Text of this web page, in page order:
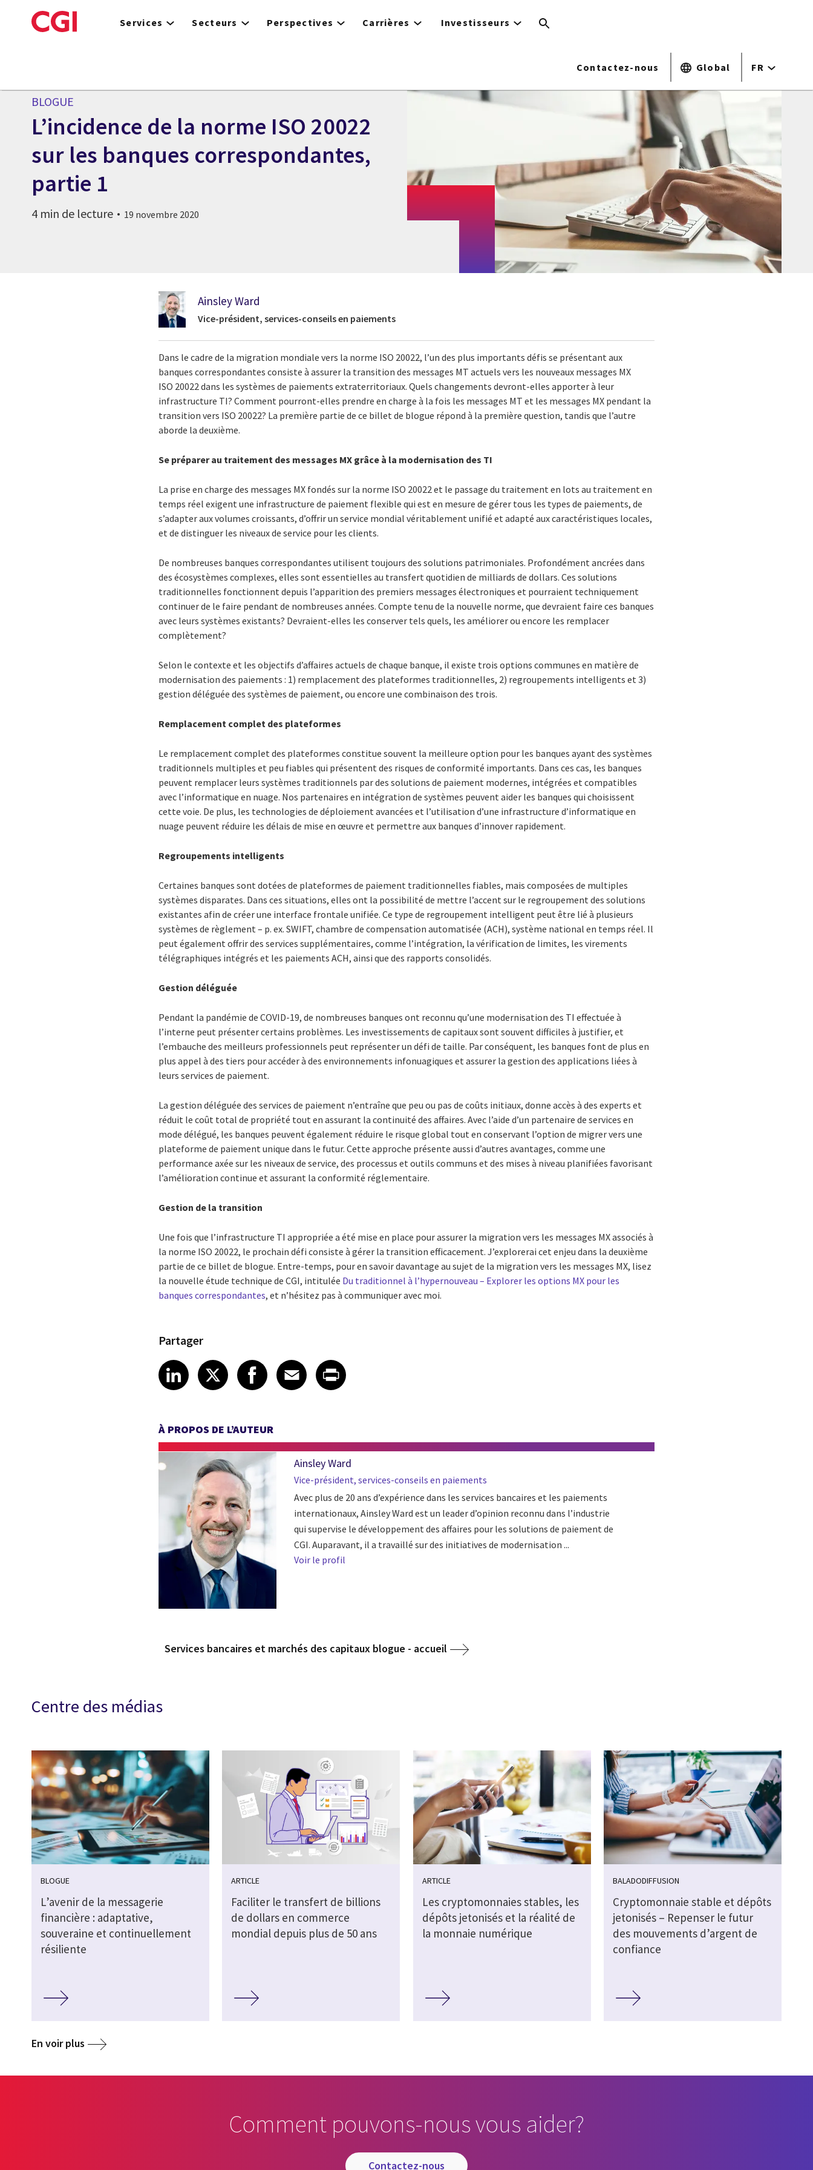
to
Services Secteurs Perspectives Carrières Investisseurs
Contactez-nous Global FR
BLOGUE
L’incidence de la norme ISO 20022
sur les banques correspondantes,
partie 1
4 min de lecture 19 novembre 2020
Ainsley Ward
Vice-président, services-conseils en paiements
Dans le cadre de la migration mondiale vers la norme ISO 20022, l’un des plus importants défis se présentant aux
banques correspondantes consiste à assurer la transition des messages MT actuels vers les nouveaux messages MX
ISO 20022 dans les systèmes de paiements extraterritoriaux. Quels changements devront-elles apporter à leur
infrastructure TI? Comment pourront-elles prendre en charge à la fois les messages MT et les messages MX pendant la
transition vers ISO 20022? La première partie de ce billet de blogue répond à la première question, tandis que l’autre
aborde la deuxième.
Se préparer au traitement des messages MX grâce à la modernisation des TI
La prise en charge des messages MX fondés sur la norme ISO 20022 et le passage du traitement en lots au traitement en
temps réel exigent une infrastructure de paiement flexible qui est en mesure de gérer tous les types de paiements, de
s’adapter aux volumes croissants, d’offrir un service mondial véritablement unifié et adapté aux caractéristiques locales,
et de distinguer les niveaux de service pour les clients.
De nombreuses banques correspondantes utilisent toujours des solutions patrimoniales. Profondément ancrées dans
des écosystèmes complexes, elles sont essentielles au transfert quotidien de milliards de dollars. Ces solutions
traditionnelles fonctionnent depuis l’apparition des premiers messages électroniques et pourraient techniquement
continuer de le faire pendant de nombreuses années. Compte tenu de la nouvelle norme, que devraient faire ces banques
avec leurs systèmes existants? Devraient-elles les conserver tels quels, les améliorer ou encore les remplacer
complètement?
Selon le contexte et les objectifs d’affaires actuels de chaque banque, il existe trois options communes en matière de
modernisation des paiements : 1) remplacement des plateformes traditionnelles, 2) regroupements intelligents et 3)
gestion déléguée des systèmes de paiement, ou encore une combinaison des trois.
Remplacement complet des plateformes
Le remplacement complet des plateformes constitue souvent la meilleure option pour les banques ayant des systèmes
traditionnels multiples et peu fiables qui présentent des risques de conformité importants. Dans ces cas, les banques
peuvent remplacer leurs systèmes traditionnels par des solutions de paiement modernes, intégrées et compatibles
avec l’informatique en nuage. Nos partenaires en intégration de systèmes peuvent aider les banques qui choisissent
cette voie. De plus, les technologies de déploiement avancées et l’utilisation d’une infrastructure d’informatique en
nuage peuvent réduire les délais de mise en œuvre et permettre aux banques d’innover rapidement.
Regroupements intelligents
Certaines banques sont dotées de plateformes de paiement traditionnelles fiables, mais composées de multiples
systèmes disparates. Dans ces situations, elles ont la possibilité de mettre l’accent sur le regroupement des solutions
existantes afin de créer une interface frontale unifiée. Ce type de regroupement intelligent peut être lié à plusieurs
systèmes de règlement – p. ex. SWIFT, chambre de compensation automatisée (ACH), système national en temps réel. Il
peut également offrir des services supplémentaires, comme l’intégration, la vérification de limites, les virements
télégraphiques intégrés et les paiements ACH, ainsi que des rapports consolidés.
Gestion déléguée
Pendant la pandémie de COVID-19, de nombreuses banques ont reconnu qu’une modernisation des TI effectuée à
l’interne peut présenter certains problèmes. Les investissements de capitaux sont souvent difficiles à justifier, et
l’embauche des meilleurs professionnels peut représenter un défi de taille. Par conséquent, les banques font de plus en
plus appel à des tiers pour accéder à des environnements infonuagiques et assurer la gestion des applications liées à
leurs services de paiement.
La gestion déléguée des services de paiement n’entraîne que peu ou pas de coûts initiaux, donne accès à des experts et
réduit le coût total de propriété tout en assurant la continuité des affaires. Avec l’aide d’un partenaire de services en
mode délégué, les banques peuvent également réduire le risque global tout en conservant l’option de migrer vers une
plateforme de paiement unique dans le futur. Cette approche présente aussi d’autres avantages, comme une
performance axée sur les niveaux de service, des processus et outils communs et des mises à niveau planifiées favorisant
l’amélioration continue et assurant la conformité réglementaire.
Gestion de la transition
Une fois que l’infrastructure TI appropriée a été mise en place pour assurer la migration vers les messages MX associés à
la norme ISO 20022, le prochain défi consiste à gérer la transition efficacement. J’explorerai cet enjeu dans la deuxième
partie de ce billet de blogue. Entre-temps, pour en savoir davantage au sujet de la migration vers les messages MX, lisez
la nouvelle étude technique de CGI, intitulée Du traditionnel à l’hypernouveau – Explorer les options MX pour les
banques correspondantes, et n’hésitez pas à communiquer avec moi.
Partager
Share article on LinkedIn
LinkedIn
Share article on X
XShare article on Facebook
Facebook
Share article on Email
Email
Share article on Print
À PROPOS DE L’AUTEUR
Ainsley Ward
Vice-président, services-conseils en paiements
Avec plus de 20 ans d’expérience dans les services bancaires et les paiements
internationaux, Ainsley Ward est un leader d’opinion reconnu dans l’industrie
qui supervise le développement des affaires pour les solutions de paiement de
CGI. Auparavant, il a travaillé sur des initiatives de modernisation ...
Voir le profil
Services bancaires et marchés des capitaux blogue - accueil
Centre des médias
BLOGUE
L’avenir de la messagerie
financière : adaptative,
souveraine et continuellement
résiliente
ARTICLE
Faciliter le transfert de billions
de dollars en commerce
mondial depuis plus de 50 ans
ARTICLE
Les cryptomonnaies stables, les
dépôts jetonisés et la réalité de
la monnaie numérique
BALADODIFFUSION
Cryptomonnaie stable et dépôts
jetonisés – Repenser le futur
des mouvements d’argent de
confiance
En voir plus
Comment pouvons-nous vous aider?
contactez-nous